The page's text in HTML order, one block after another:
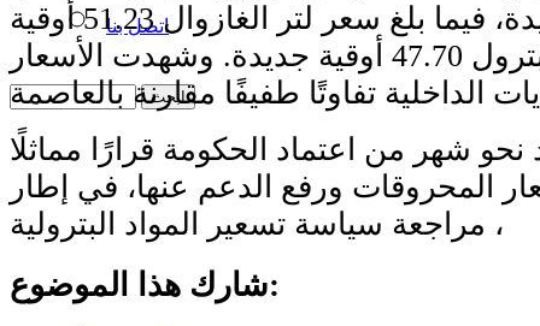
اتصل بنا
51.12 أوقية جديدة، فيما بلغ سعر لتر الغازوال 51.23 أوقية
جديدة، وسعر لتر البترول 47.70 أوقية جديدة. وشهدت الأسعار
نحو شهر من اعتماد الحكومة قرارًا مماثلًا
المحروقات ورفع الدعم عنها، في إطار
مراجعة سياسة تسعير المواد البترولية ،
شارك هذا الموضوع: